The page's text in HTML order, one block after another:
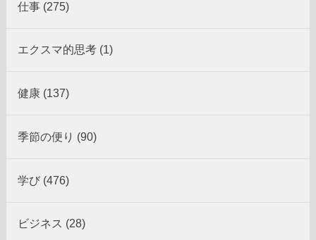
仕事 (275)
エクスマ的思考 (1)
健康 (137)
季節の便り (90)
学び (476)
ビジネス (28)